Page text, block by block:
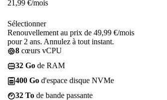
21,99 €/mois
Sélectionner
Renouvellement au prix de 49,99 €/mois
pour 2 ans. Annulez à tout instant.
8 cœurs vCPU
32 Go de RAM
400 Go d'espace disque NVMe
32 To de bande passante